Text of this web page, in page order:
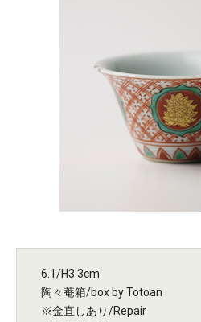
6.1/H3.3cm
陶々菴箱/box by Totoan
※金直しあり/Repair